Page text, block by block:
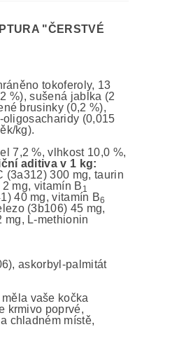
"ČERSTVÉ
tokoferoly, 13
%), sušená jablka (2
brusinky (0,2 %),
oligosacharidy (0,015
kg).
7,2 %, vlhkost 10,0 %,
aditiva v 1 kg:
(3a312) 300 mg, taurin
mg, vitamín B 1
40 mg, vitamín B6
(3b106) 45 mg,
mg, L-methionin
askorbyl-palmitát
vaše kočka
krmivo poprvé,
chladném místě,